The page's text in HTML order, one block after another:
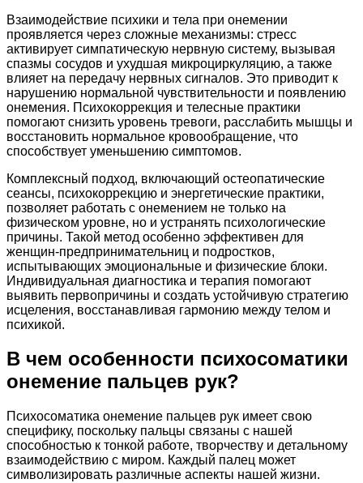
Взаимодействие психики и тела при онемении
проявляется через сложные механизмы: стресс
активирует симпатическую нервную систему, вызывая
спазмы сосудов и ухудшая микроциркуляцию, а также
влияет на передачу нервных сигналов. Это приводит к
нарушению нормальной чувствительности и появлению
онемения. Психокоррекция и телесные практики
помогают снизить уровень тревоги, расслабить мышцы и
восстановить нормальное кровообращение, что
способствует уменьшению симптомов.
Комплексный подход, включающий остеопатические
сеансы, психокоррекцию и энергетические практики,
позволяет работать с онемением не только на
физическом уровне, но и устранять психологические
причины. Такой метод особенно эффективен для
женщин-предпринимательниц и подростков,
испытывающих эмоциональные и физические блоки.
Индивидуальная диагностика и терапия помогают
выявить первопричины и создать устойчивую стратегию
исцеления, восстанавливая гармонию между телом и
психикой.
В чем особенности психосоматики
онемение пальцев рук?
Психосоматика онемение пальцев рук имеет свою
специфику, поскольку пальцы связаны с нашей
способностью к тонкой работе, творчеству и детальному
взаимодействию с миром. Каждый палец может
символизировать различные аспекты нашей жизни.